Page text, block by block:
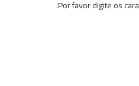
Por favor digite os